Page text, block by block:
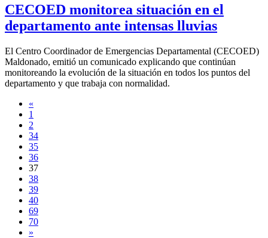
CECOED monitorea situación en el
departamento ante intensas lluvias
El Centro Coordinador de Emergencias Departamental (CECOED)
Maldonado, emitió un comunicado explicando que continúan
monitoreando la evolución de la situación en todos los puntos del
departamento y que trabaja con normalidad.
«
1
2
34
35
36
37
38
39
40
69
70
»